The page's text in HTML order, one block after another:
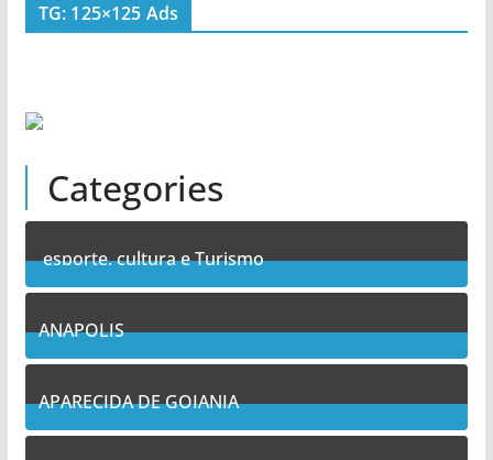
TG: 125×125 Ads
Categories
esporte, cultura e Turismo
7Posts
ANAPOLIS
11Posts
APARECIDA DE GOIANIA
13Posts